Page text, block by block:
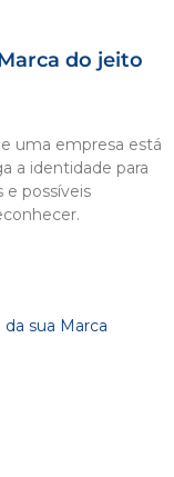
do jeito
uma empresa está
a identidade para
e possíveis